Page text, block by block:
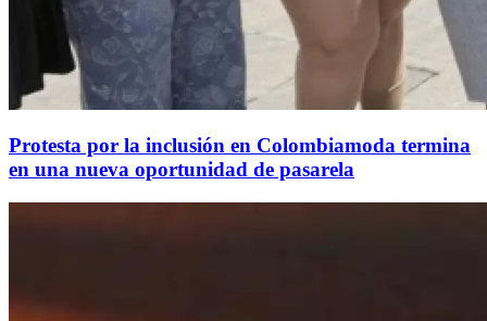
Protesta por la inclusión en Colombiamoda termina
en una nueva oportunidad de pasarela